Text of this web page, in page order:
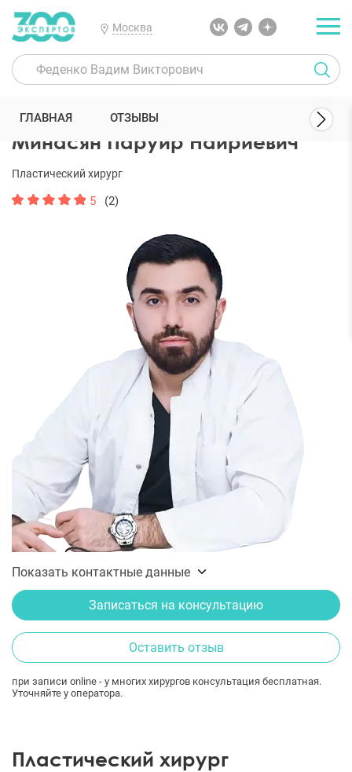
Москва
300 Экспертов Пластические хирурги Минасян Паруйр
Минасян Паруйр Наириевич
Пластический хирург
5 (2)
Показать контактные данные
Записаться на консультацию
Оставить отзыв
при записи online - у многих хирургов консультация бесплатная.
Уточняйте у оператора.
ГЛАВНАЯ ОТЗЫВЫ
Пластический хирург